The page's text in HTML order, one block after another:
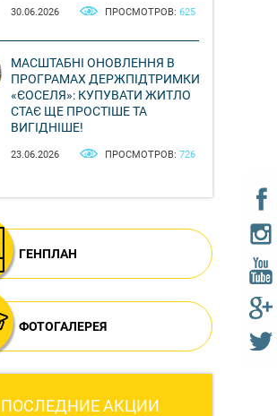
30.06.2026 ПРОСМОТРОВ: 625
МАСШТАБНІ ОНОВЛЕННЯ В
ПРОГРАМАХ ДЕРЖПІДТРИМКИ
«ЄОСЕЛЯ»: КУПУВАТИ ЖИТЛО
СТАЄ ЩЕ ПРОСТІШЕ ТА
ВИГІДНІШЕ!
23.06.2026 ПРОСМОТРОВ: 726
ГЕНПЛАН
ФОТОГАЛЕРЕЯ
ПОСЛЕДНИЕ АКЦИИ